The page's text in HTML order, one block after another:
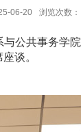
06-20 浏览次数：
公共事务学
座谈。